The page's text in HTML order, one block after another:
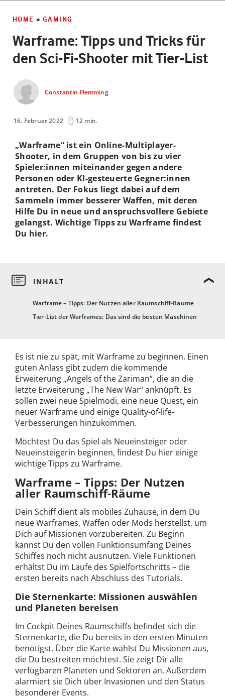
HOME » GAMING
Warframe: Tipps und Tricks für
den Sci-Fi-Shooter mit Tier-List
Constantin Flemming
16. Februar 2022 12 min.
Warframe – Tipps: Der Nutzen aller Raumschiff-Räume
Tier-List der Warframes: Das sind die besten Maschinen
„Warframe“ ist ein Online-Multiplayer-
Shooter, in dem Gruppen von bis zu vier
Spieler:innen miteinander gegen andere
Personen oder KI-gesteuerte Gegner:innen
antreten. Der Fokus liegt dabei auf dem
Sammeln immer besserer Waffen, mit deren
Hilfe Du in neue und anspruchsvollere Gebiete
gelangst. Wichtige Tipps zu Warframe findest
Du hier.
Es ist nie zu spät, mit Warframe zu beginnen. Einen
guten Anlass gibt zudem die kommende
Erweiterung „Angels of the Zariman“, die an die
letzte Erweiterung „The New War“ anknüpft. Es
sollen zwei neue Spielmodi, eine neue Quest, ein
neuer Warframe und einige Quality-of-life-
Verbesserungen hinzukommen.
Möchtest Du das Spiel als Neueinsteiger oder
Neueinsteigerin beginnen, findest Du hier einige
wichtige Tipps zu Warframe.
Warframe – Tipps: Der Nutzen
aller Raumschiff-Räume
Dein Schiff dient als mobiles Zuhause, in dem Du
neue Warframes, Waffen oder Mods herstellst, um
Dich auf Missionen vorzubereiten. Zu Beginn
kannst Du den vollen Funktionsumfang Deines
Schiffes noch nicht ausnutzen. Viele Funktionen
erhältst Du im Laufe des Spielfortschritts – die
ersten bereits nach Abschluss des Tutorials.
Die Sternenkarte: Missionen auswählen
und Planeten bereisen
Im Cockpit Deines Raumschiffs befindet sich die
Sternenkarte, die Du bereits in den ersten Minuten
benötigst. Über die Karte wählst Du Missionen aus,
die Du bestreiten möchtest. Sie zeigt Dir alle
verfügbaren Planeten und Sektoren an. Außerdem
alarmiert sie Dich über Invasionen und den Status
besonderer Events.